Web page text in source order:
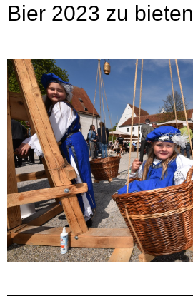
Bier 2023 zu bieten